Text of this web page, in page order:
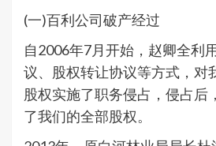
(一)百利公司破产经过
自2006年7月开始，赵卿全利
议、股权转让协议等方式，对
股权实施了职务侵占，侵占后
了我们的全部股权。